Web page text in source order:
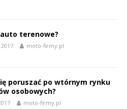
auto terenowe?
moto-firmy.pl
poruszać po wtórnym rynku
osobowych?
moto-firmy.pl